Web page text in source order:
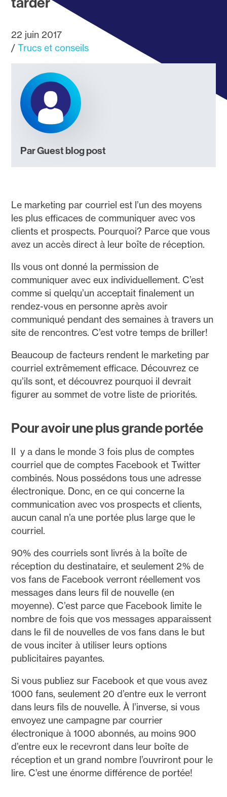
22 juin 2017
Trucs et conseils
Par Guest blog post
Le marketing par courriel est l’un des moyens
les plus efficaces de communiquer avec vos
clients et prospects. Pourquoi? Parce que vous
avez un accès direct à leur boîte de réception.
Ils vous ont donné la permission de
communiquer avec eux individuellement. C’est
comme si quelqu’un acceptait finalement un
rendez-vous en personne après avoir
communiqué pendant des semaines à travers un
site de rencontres. C’est votre temps de briller!
Beaucoup de facteurs rendent le marketing par
courriel extrêmement efficace. Découvrez ce
qu’ils sont, et découvrez pourquoi il devrait
figurer au sommet de votre liste de priorités.
Pour avoir une plus grande portée
Il y a dans le monde 3 fois plus de comptes
courriel que de comptes Facebook et Twitter
combinés. Nous possédons tous une adresse
électronique. Donc, en ce qui concerne la
communication avec vos prospects et clients,
aucun canal n’a une portée plus large que le
courriel.
90% des courriels sont livrés à la boîte de
réception du destinataire, et seulement 2% de
vos fans de Facebook verront ​​réellement vos
messages dans leurs fil de nouvelle (en
moyenne). C’est parce que Facebook limite le
nombre de fois que vos messages apparaissent
dans le fil de nouvelles de vos fans dans le but
de vous inciter à utiliser leurs options
publicitaires payantes.
Si vous publiez sur Facebook et que vous avez
1000 fans, seulement 20 d’entre eux le verront
dans leurs fils de nouvelle. À l’inverse, si vous
envoyez une campagne par courrier
électronique à 1000 abonnés, au moins 900
d’entre eux le recevront dans leur boîte de
réception et un grand nombre l’ouvriront pour le
lire. C’est une énorme différence de portée!